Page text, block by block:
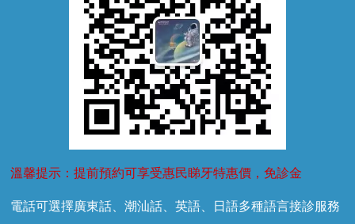
溫馨提示：提前預約可享受惠民睇牙特惠價，免診金
電話可選擇廣東話、潮汕話、英語、日語多種語言接診服務